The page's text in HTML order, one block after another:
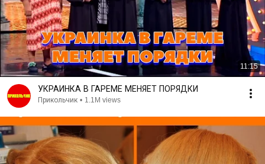
11:15
УКРАИНКА В ГАРЕМЕ МЕНЯЕТ ПОРЯДКИ
Прикольчик • 1.1M views